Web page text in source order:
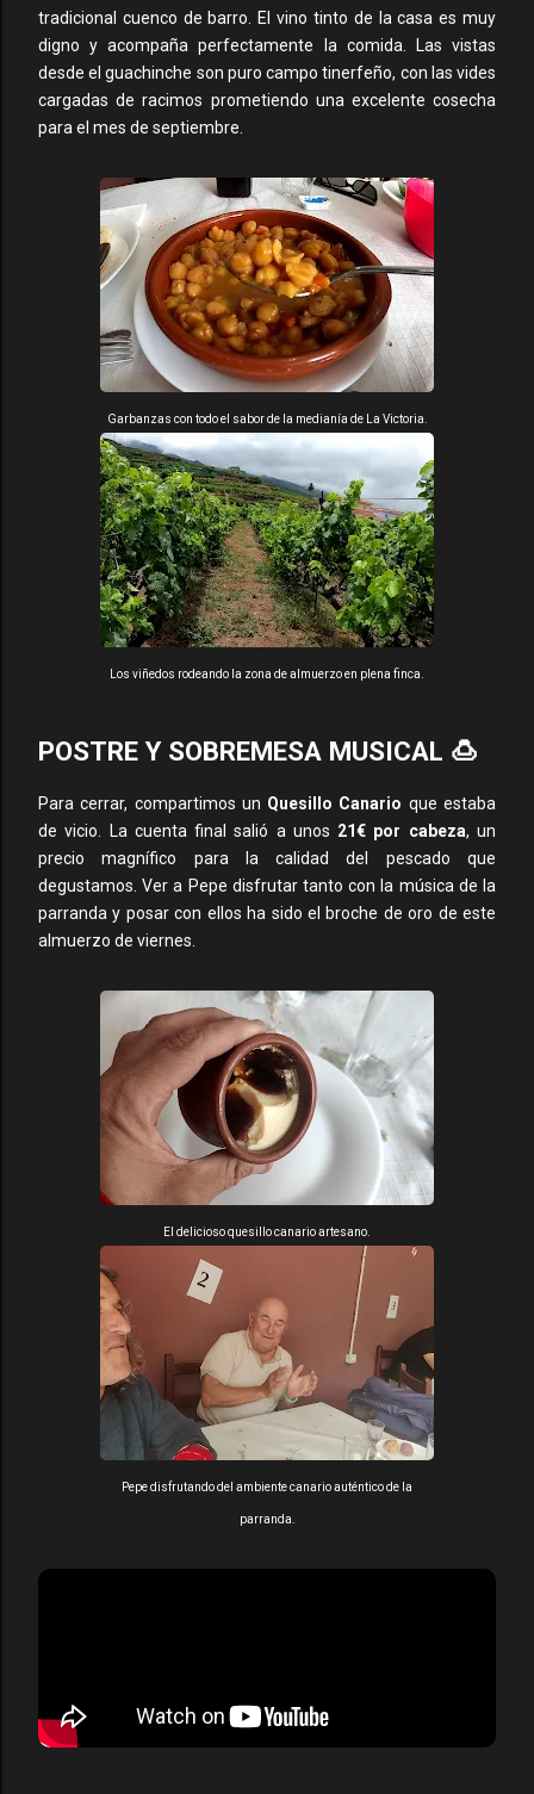
tradicional cuenco de barro. El vino tinto de la casa es muy
digno y acompaña perfectamente la comida. Las vistas
desde el guachinche son puro campo tinerfeño, con las vides
cargadas de racimos prometiendo una excelente cosecha
para el mes de septiembre.
Garbanzas con todo el sabor de la medianía de La Victoria.
Los viñedos rodeando la zona de almuerzo en plena finca.
POSTRE Y SOBREMESA MUSICAL 🍮
Para cerrar, compartimos un Quesillo Canario que estaba
de vicio. La cuenta final salió a unos 21€ por cabeza, un
precio magnífico para la calidad del pescado que
degustamos. Ver a Pepe disfrutar tanto con la música de la
parranda y posar con ellos ha sido el broche de oro de este
almuerzo de viernes.
El delicioso quesillo canario artesano.
Pepe disfrutando del ambiente canario auténtico de la
parranda.